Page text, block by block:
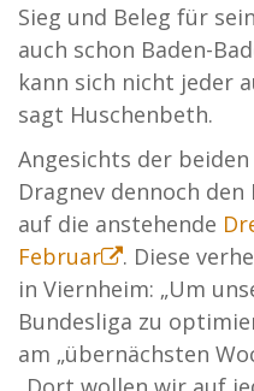
Sieg und Beleg für
auch schon Baden-
kann sich nicht jeder
sagt Huschenbeth.
Angesichts der
Dragnev dennoch
auf die anstehende
Februar
. Diese
in Viernheim: „Um
Bundesliga zu
am „übernächsten